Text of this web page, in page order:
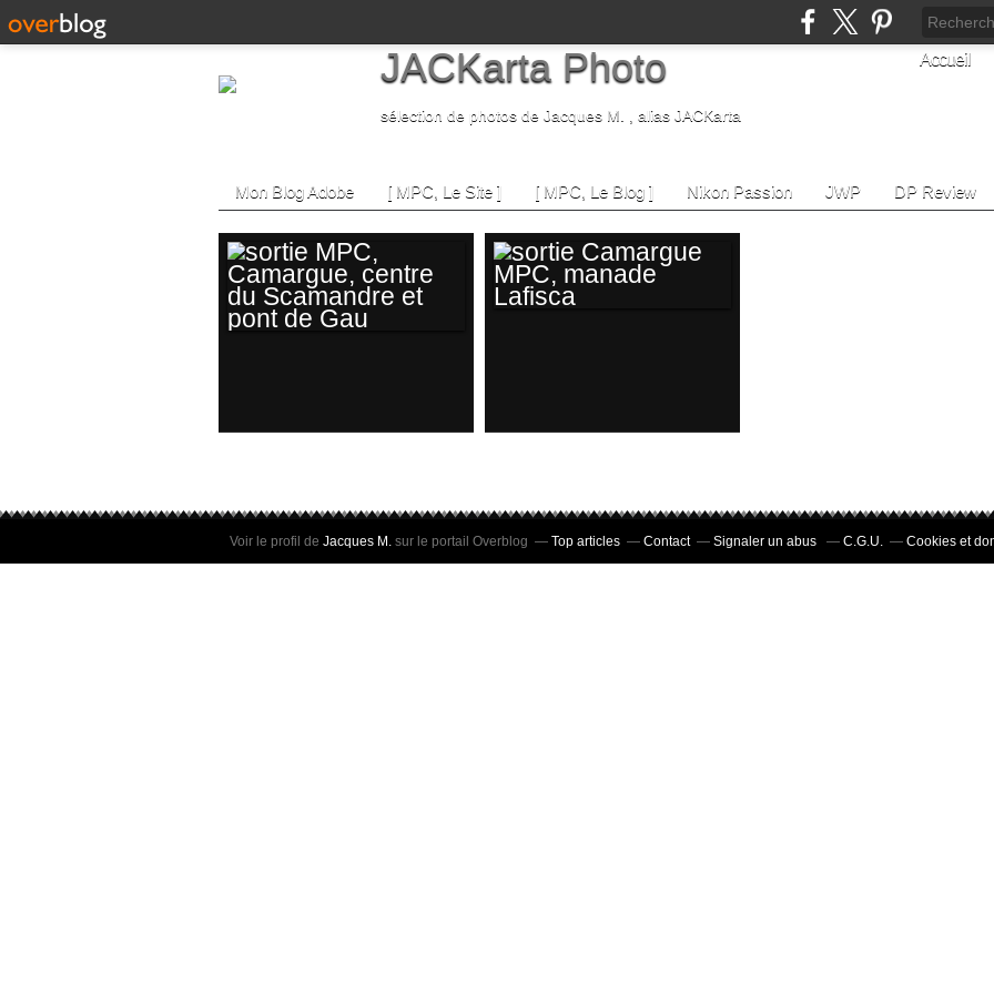
JACKarta Photo
sélection de photos de Jacques M. , alias JACKarta
Accueil
Mon Blog Adobe [ MPC, Le Site ] [ MPC, Le Blog ] Nikon Passion JWP DP Review
CAMARGUE,
PONT DE GAU
MANADE LAFISCA
Voir le profil de Jacques M.sur le portail Overblog Top articles Contact Signaler un abus C.G.U. Cookies et